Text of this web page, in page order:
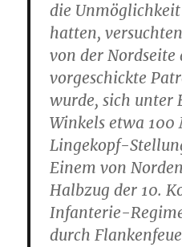
die
hatten,
von der Nordseite
vorgeschickte
wurde, sich unter
Winkels etwa 100
Lingekopf-
Einem von
Halbzug der 10.
Infanterie-
durch